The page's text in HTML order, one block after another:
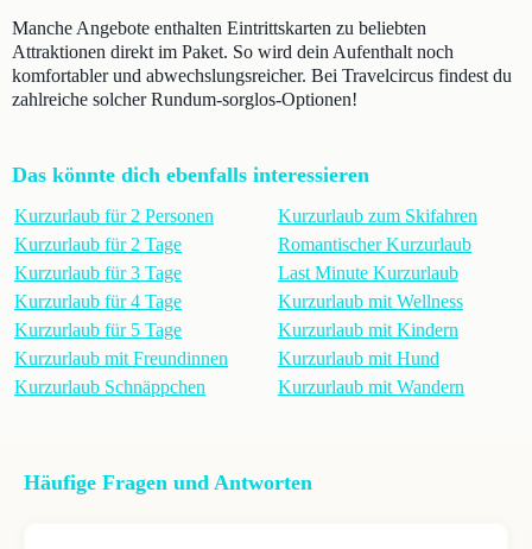
Manche Angebote enthalten Eintrittskarten zu beliebten
Attraktionen direkt im Paket. So wird dein Aufenthalt noch
komfortabler und abwechslungsreicher. Bei Travelcircus findest du
zahlreiche solcher Rundum-sorglos-Optionen!
Das könnte dich ebenfalls interessieren
Kurzurlaub für 2 Personen
Kurzurlaub für 2 Tage
Kurzurlaub für 3 Tage
Kurzurlaub für 4 Tage
Kurzurlaub für 5 Tage
Kurzurlaub mit Freundinnen
Kurzurlaub Schnäppchen
Kurzurlaub zum Skifahren
Romantischer Kurzurlaub
Last Minute Kurzurlaub
Kurzurlaub mit Wellness
Kurzurlaub mit Kindern
Kurzurlaub mit Hund
Kurzurlaub mit Wandern
Häufige Fragen und Antworten